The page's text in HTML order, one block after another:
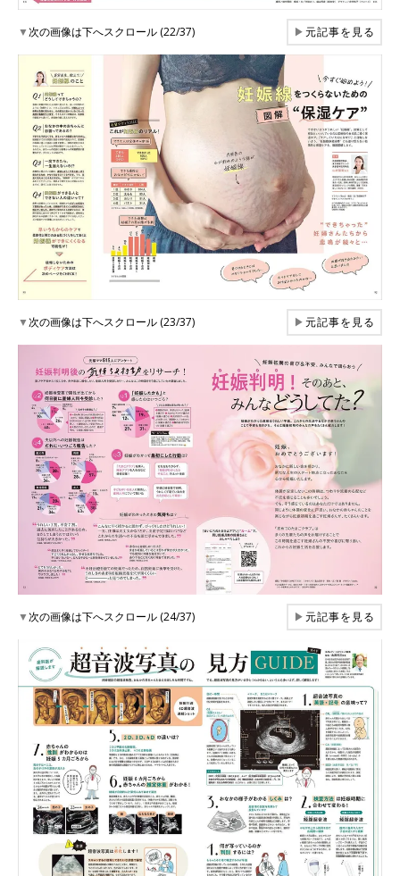
▼次の画像は下へスクロール (22/37) ▶元記事を見る
▼次の画像は下へスクロール (23/37) ▶元記事を見る
▼次の画像は下へスクロール (24/37) ▶元記事を見る